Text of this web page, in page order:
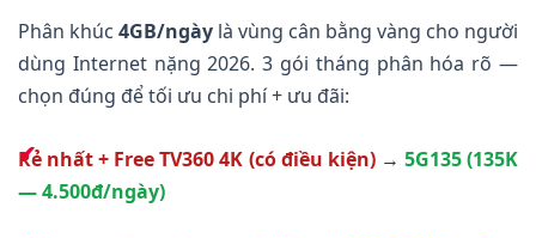
Phân khúc 4GB/ngày là vùng cân bằng vàng cho người
dùng Internet nặng 2026. 3 gói tháng phân hóa rõ —
chọn đúng để tối ưu chi phí + ưu đãi:
Rẻ nhất + Free TV360 4K (có điều kiện)→ 5G135 (135K
— 4.500đ/ngày)